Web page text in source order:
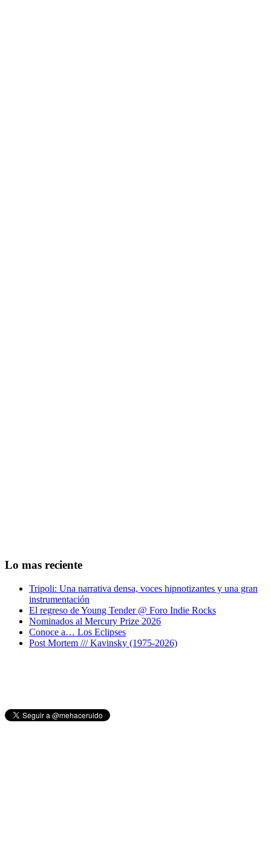
Lo mas reciente
Tripoli: Una narrativa densa, voces hipnotizantes y una gran
instrumentación
El regreso de Young Tender @ Foro Indie Rocks
Nominados al Mercury Prize 2026
Conoce a… Los Eclipses
Post Mortem /// Kavinsky (1975-2026)